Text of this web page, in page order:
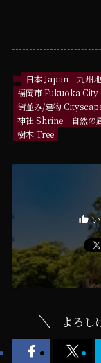
日本 Japan 九州
福岡市 Fukuoka City
街並み/建物
神社 Shrine
自然
樹木 Tree
い
よろし